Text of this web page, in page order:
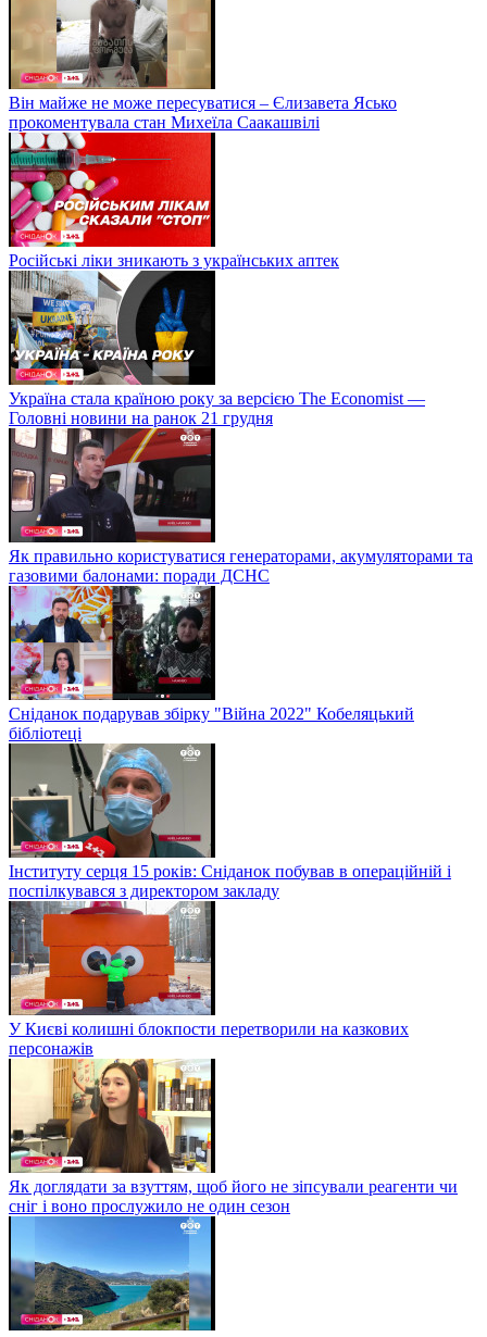
Він майже не може пересуватися – Єлизавета Ясько
прокоментувала стан Михеїла Саакашвілі
Російські ліки зникають з українських аптек
Україна стала країною року за версією The Economist —
Головні новини на ранок 21 грудня
Як правильно користуватися генераторами, акумуляторами та
газовими балонами: поради ДСНС
Сніданок подарував збірку "Війна 2022" Кобеляцький
бібліотеці
Інституту серця 15 років: Сніданок побував в операційній і
поспілкувався з директором закладу
У Києві колишні блокпости перетворили на казкових
персонажів
Як доглядати за взуттям, щоб його не зіпсували реагенти чи
сніг і воно прослужило не один сезон